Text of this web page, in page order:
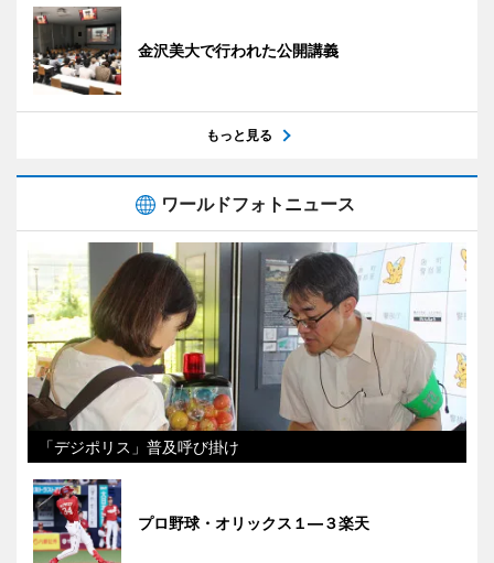
金沢美大で行われた公開講義
もっと見る
ワールドフォトニュース
「デジポリス」普及呼び掛け
プロ野球・オリックス１―３楽天